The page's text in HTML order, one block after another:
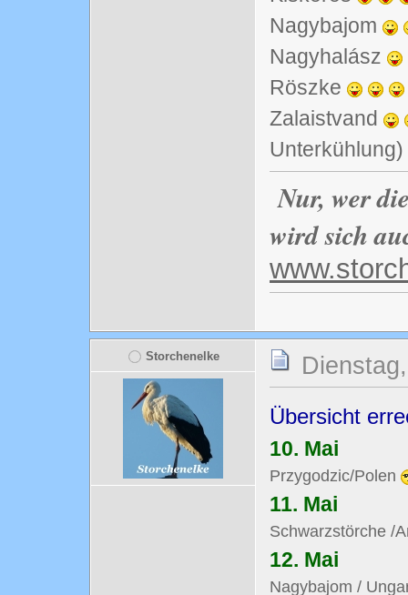
Nagybajom
Nagyhalász
Röszke
Zalaistvand
Unterkühlung)
Nur, wer
wird sich
Storchenelke
Übersicht
10. Mai
Przygodzic/Polen
11. Mai
Schwarzstörche /
12. Mai
Nagybajom /